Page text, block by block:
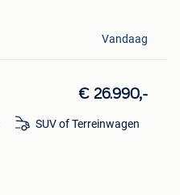
Vandaag
€ 26.990,-
SUV of Terreinwagen